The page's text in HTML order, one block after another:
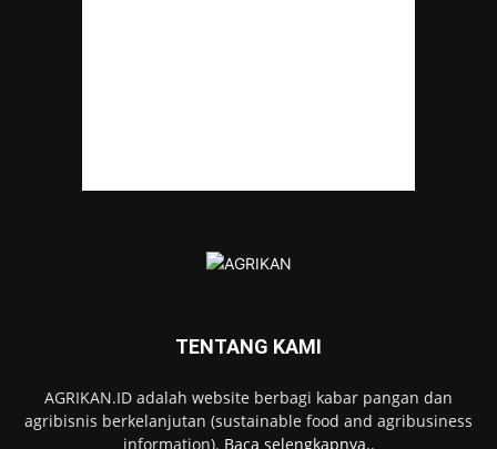
TENTANG KAMI
AGRIKAN.ID adalah website berbagi kabar pangan dan
agribisnis berkelanjutan (sustainable food and agribusiness
information). Baca selengkapnya..